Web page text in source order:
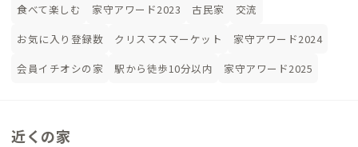
食べて楽しむ
家守アワード2023 古民家
交流
お気に入り登録数
クリスマスマーケット
家守アワード2024
会員イチオシの家
駅から徒歩10分以内 家守アワード2025
近くの家